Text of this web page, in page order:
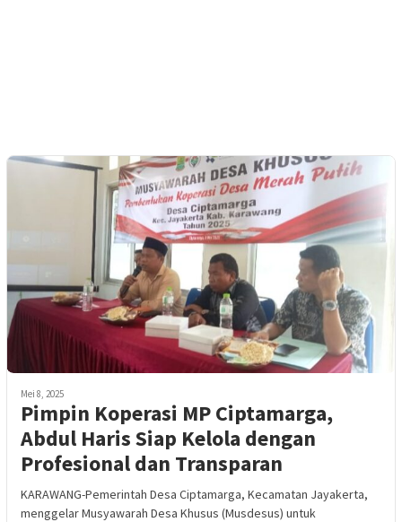
Mei 8, 2025
Pimpin Koperasi MP Ciptamarga,
Abdul Haris Siap Kelola dengan
Profesional dan Transparan
KARAWANG-Pemerintah Desa Ciptamarga, Kecamatan Jayakerta,
menggelar Musyawarah Desa Khusus (Musdesus) untuk